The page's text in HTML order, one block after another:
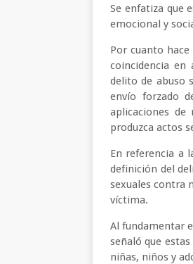
Se enfatiza que
emocional y
Por cuanto
coincidencia en
delito de abuso
envío forzado
aplicaciones
produzca actos
En referencia a
definición del
sexuales contra
víctima.
Al fundamentar
señaló que
niñas, niños y